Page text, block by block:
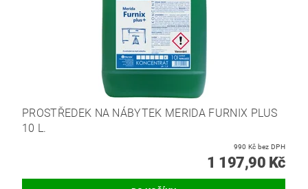
PROSTŘEDEK NA NÁBYTEK MERIDA FURNIX PLUS
10 L.
990 Kč bez DPH
1 197,90 Kč